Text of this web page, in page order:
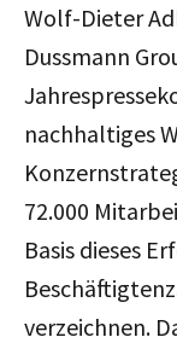
Wolf-Dieter
Dussmann
nachhaltiges
72.000
Basis dieses
verzeichnen.